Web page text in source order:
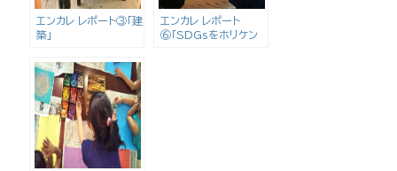
エンカレ レポート③｢建
築｣
エンカレ レポート
⑥｢SDGsをホリケン